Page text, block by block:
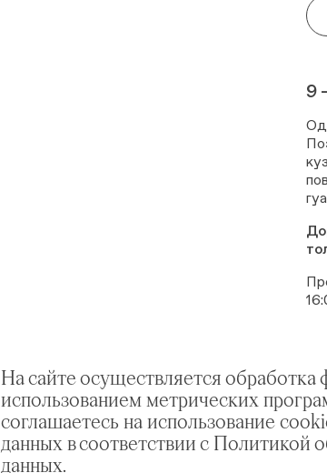
На сайте осуществляется обработка
использованием метрических
соглашаетесь на использование
данных в соответствии с Политикой
данных.
9